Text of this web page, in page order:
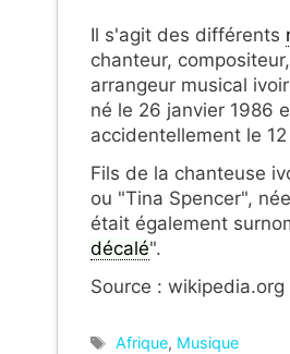
Il s'agit des différents
chanteur,
arrangeur musical
né le 26 janvier 1986
accidentellement le
Fils de la chanteuse
ou "Tina Spencer",
était également
décalé".
Source : wikipedia.org
Étiquettes
Afrique, Musique